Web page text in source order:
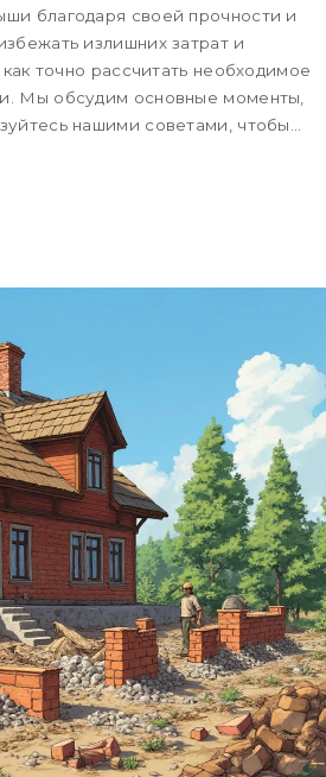
благодаря своей прочности и
излишних затрат и
точно рассчитать необходимое
Мы обсудим основные моменты,
нашими советами, чтобы